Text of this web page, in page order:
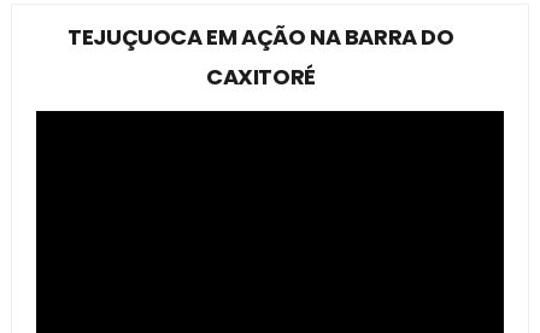
TEJUÇUOCA EM AÇÃO NA BARRA DO
CAXITORÉ